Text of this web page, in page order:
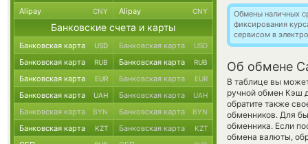
Обмены наличных
фиксирования
сервисом в
Об обмене
В таблице вы
ручной обмен Кэш
обратите также
обменников. Для
обменника. Если
обмена валюты,
Alipay CNY Alipay CNY
Банковские счета и карты
Банковская карта USD Банковская карта USD
Банковская карта RUB Банковская карта RUB
Банковская карта EUR Банковская карта EUR
Банковская карта UAH Банковская карта UAH
Банковская карта BYN Банковская карта BYN
Банковская карта KZT Банковская карта KZT